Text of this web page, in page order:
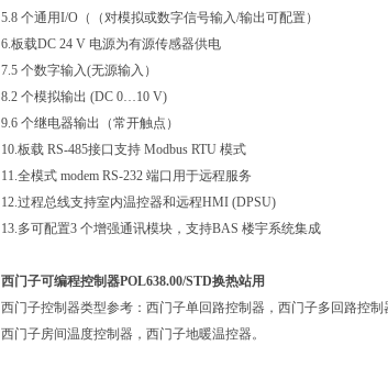
5.8 个通用I/O（（对模拟或数字信号输入/输出可配置）
6.板载DC 24 V 电源为有源传感器供电
7.5 个数字输入(无源输入）
8.2 个模拟输出 (DC 0…10 V)
9.6 个继电器输出（常开触点）
10.板载 RS-485接口支持 Modbus RTU 模式
11.全模式 modem RS-232 端口用于远程服务
12.过程总线支持室内温控器和远程HMI (DPSU)
13.多可配置3 个增强通讯模块，支持BAS 楼宇系统集成
西门子可编程控制器POL638.00/STD换热站用
西门子控制器类型参考：西门子单回路控制器，西门子多回路控
西门子房间温度控制器，西门子地暖温控器。